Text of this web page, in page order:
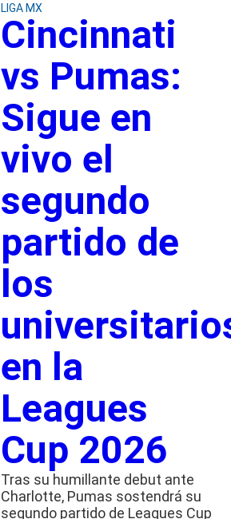
LIGA MX
Cincinnati
vs Pumas:
Sigue en
vivo el
segundo
partido de
los
en la
Leagues
Cup 2026
Tras su humillante debut ante
Charlotte, Pumas sostendrá su
segundo partido de Leagues Cup